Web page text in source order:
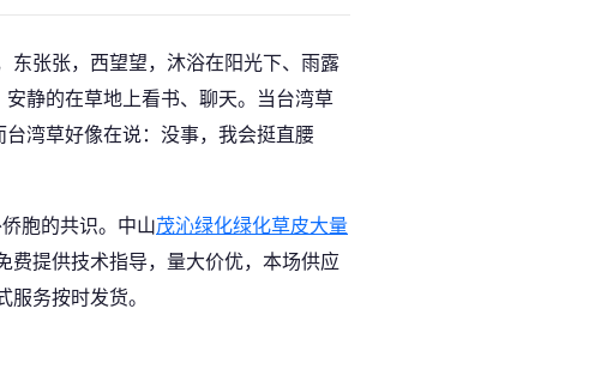
东张张，西望望，沐浴在阳光下、雨露
静的在草地上看书、聊天。当台湾草
湾草好像在说：没事，我会挺直腰
胞的共识。中山茂沁绿化绿化草皮大量
费提供技术指导，量大价优，本场供应
务按时发货。